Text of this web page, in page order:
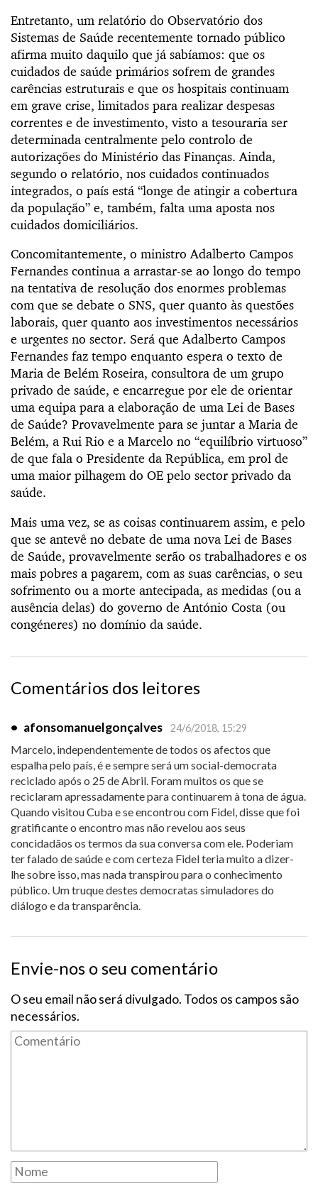
Entretanto, um relatório do Observatório dos
Sistemas de Saúde recentemente tornado público
afirma muito daquilo que já sabíamos: que os
cuidados de saúde primários sofrem de grandes
carências estruturais e que os hospitais continuam
em grave crise, limitados para realizar despesas
correntes e de investimento, visto a tesouraria ser
determinada centralmente pelo controlo de
autorizações do Ministério das Finanças. Ainda,
segundo o relatório, nos cuidados continuados
integrados, o país está “longe de atingir a cobertura
da população” e, também, falta uma aposta nos
cuidados domiciliários.
Concomitantemente, o ministro Adalberto Campos
Fernandes continua a arrastar-se ao longo do tempo
na tentativa de resolução dos enormes problemas
com que se debate o SNS, quer quanto às questões
laborais, quer quanto aos investimentos necessários
e urgentes no sector. Será que Adalberto Campos
Fernandes faz tempo enquanto espera o texto de
Maria de Belém Roseira, consultora de um grupo
privado de saúde, e encarregue por ele de orientar
uma equipa para a elaboração de uma Lei de Bases
de Saúde? Provavelmente para se juntar a Maria de
Belém, a Rui Rio e a Marcelo no “equilíbrio virtuoso”
de que fala o Presidente da República, em prol de
uma maior pilhagem do OE pelo sector privado da
saúde.
Mais uma vez, se as coisas continuarem assim, e pelo
que se antevê no debate de uma nova Lei de Bases
de Saúde, provavelmente serão os trabalhadores e os
mais pobres a pagarem, com as suas carências, o seu
sofrimento ou a morte antecipada, as medidas (ou a
ausência delas) do governo de António Costa (ou
congéneres) no domínio da saúde.
Comentários dos leitores
• afonsomanuelgonçalves 24/6/2018, 15:29
Marcelo, independentemente de todos os afectos que
espalha pelo país, é e sempre será um social-democrata
reciclado após o 25 de Abril. Foram muitos os que se
reciclaram apressadamente para continuarem à tona de água.
Quando visitou Cuba e se encontrou com Fidel, disse que foi
gratificante o encontro mas não revelou aos seus
concidadãos os termos da sua conversa com ele. Poderiam
ter falado de saúde e com certeza Fidel teria muito a dizer-
lhe sobre isso, mas nada transpirou para o conhecimento
público. Um truque destes democratas simuladores do
diálogo e da transparência.
Envie-nos o seu comentário
O seu email não será divulgado. Todos os campos são
necessários.